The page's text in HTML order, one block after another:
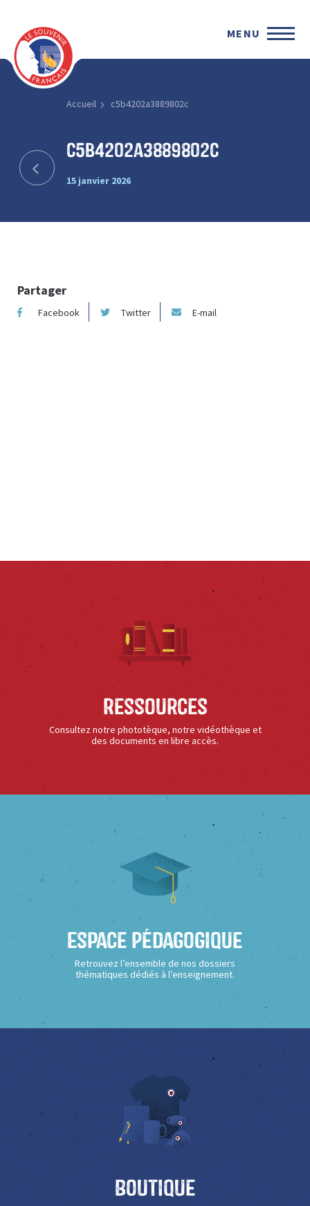
MENU
Accueil c5b4202a3889802c
c5b4202a3889802c
15 janvier 2026
Partager
Facebook Twitter E-mail
Ressources
Consultez notre phototèque, notre vidéothèque et
des documents en libre accès.
Espace Pédagogique
Retrouvez l’ensemble de nos dossiers
thématiques dédiés à l’enseignement.
Boutique